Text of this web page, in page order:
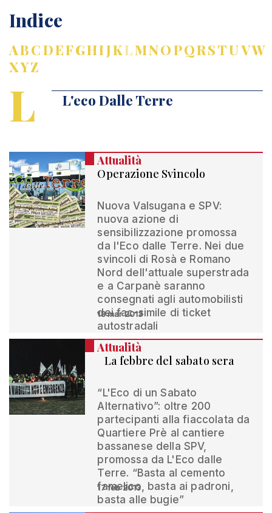
Indice
ABCDEFGHIJKLMNOPQRSTUVW
XYZ
L L'eco Dalle Terre
Attualità
Operazione Svincolo
Nuova Valsugana e SPV:
nuova azione di
sensibilizzazione promossa
da l'Eco dalle Terre. Nei due
svincoli di Rosà e Romano
Nord dell'attuale superstrada
e a Carpanè saranno
consegnati agli automobilisti
dei fac-simile di ticket
autostradali
18 mar 2013
Attualità
La febbre del sabato sera
“L'Eco di un Sabato
Alternativo”: oltre 200
partecipanti alla fiaccolata da
Quartiere Prè al cantiere
bassanese della SPV,
promossa da L'Eco dalle
Terre. “Basta al cemento
famelico, basta ai padroni,
basta alle bugie”
17 feb 2013